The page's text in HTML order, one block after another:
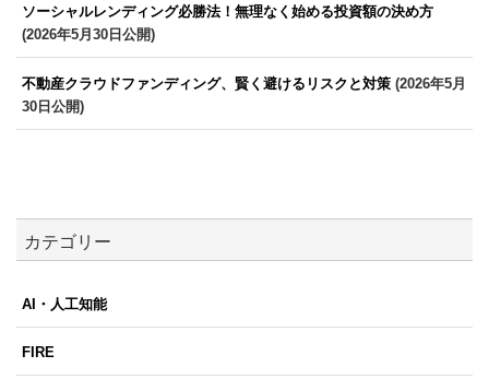
ソーシャルレンディング必勝法！無理なく始める投資額の決め方
(2026年5月30日公開)
不動産クラウドファンディング、賢く避けるリスクと対策 (2026年5月
30日公開)
カテゴリー
AI・人工知能
FIRE